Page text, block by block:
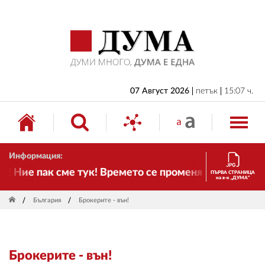
07 Август 2026 петък 15:07 ч.
Информация:
пак сме тук! Времето се променя и налагаПЪРВА СТРАНИЦА
на в-к „ДУМА“
България Брокерите - вън!
Брокерите - вън!
БЪЛГАРИЯ
ИКОНОМИКА
ИЗБОРИ
СВЯТ